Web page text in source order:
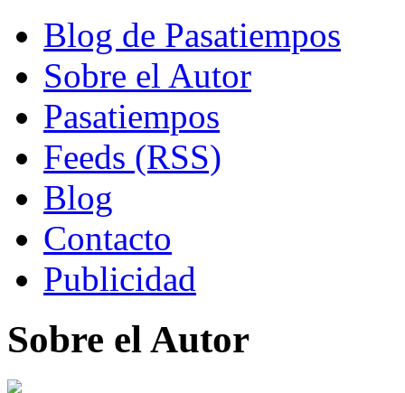
Blog de Pasatiempos
Sobre el Autor
Pasatiempos
Feeds (RSS)
Blog
Contacto
Publicidad
Sobre el Autor